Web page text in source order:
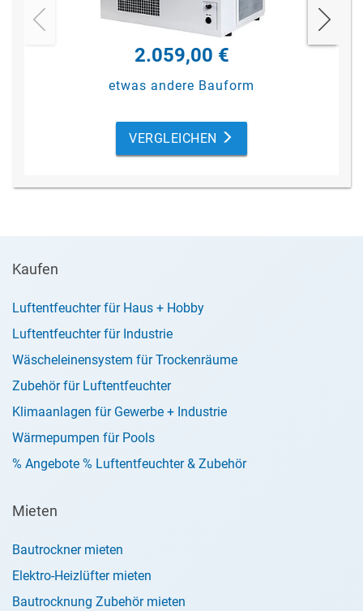
2.059,00 €
etwas andere Bauform
VERGLEICHEN
Kaufen
Luftentfeuchter für Haus + Hobby
Luftentfeuchter für Industrie
Wäscheleinensystem für Trockenräume
Zubehör für Luftentfeuchter
Klimaanlagen für Gewerbe + Industrie
Wärmepumpen für Pools
% Angebote % Luftentfeuchter & Zubehör
Mieten
Bautrockner mieten
Elektro-Heizlüfter mieten
Bautrocknung Zubehör mieten